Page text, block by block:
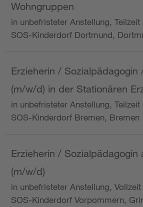
Wohngruppen
in unbefristeter Anstellung, Teilzeit
SOS-Kinderdorf Dortmund,
Erzieherin / Sozialpädagogin
(m/w/d) in der Stationären
in unbefristeter Anstellung,
SOS-Kinderdorf Bremen, Bremen
Erzieherin / Sozialpädagogin
(m/w/d)
in unbefristeter Anstellung,
SOS-Kinderdorf Vorpommern,